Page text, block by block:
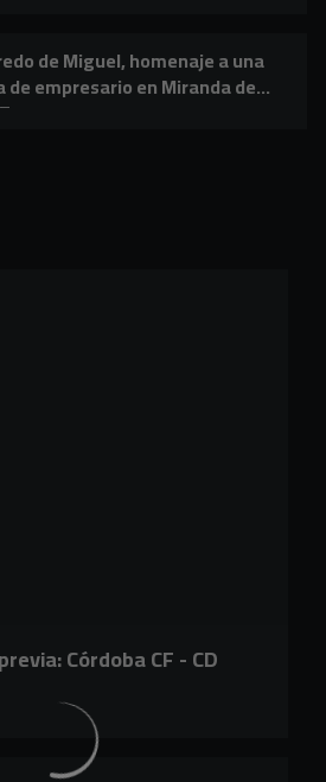
de Miguel, homenaje a una
de empresario en Miranda de
Córdoba CF - CD